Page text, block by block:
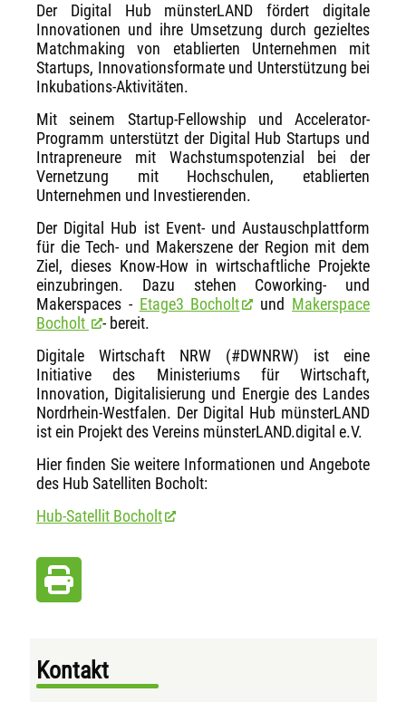
Der Digital Hub münsterLAND fördert digitale
Innovationen und ihre Umsetzung durch gezieltes
Matchmaking von etablierten Unternehmen mit
Startups, Innovationsformate und Unterstützung bei
Inkubations-Aktivitäten.
Mit seinem Startup-Fellowship und Accelerator-
Programm unterstützt der Digital Hub Startups und
Intrapreneure mit Wachstumspotenzial bei der
Vernetzung mit Hochschulen, etablierten
Unternehmen und Investierenden.
Der Digital Hub ist Event- und Austauschplattform
für die Tech- und Makerszene der Region mit dem
Ziel, dieses Know-How in wirtschaftliche Projekte
einzubringen. Dazu stehen Coworking- und
Makerspaces - Etage3 Bocholt und Makerspace
Bocholt
- bereit.
Digitale Wirtschaft NRW (#DWNRW) ist eine
Initiative des Ministeriums für Wirtschaft,
Innovation, Digitalisierung und Energie des Landes
Nordrhein-Westfalen. Der Digital Hub münsterLAND
ist ein Projekt des Vereins münsterLAND.digital e.V.
Hier finden Sie weitere Informationen und Angebote
des Hub Satelliten Bocholt:
Hub-Satellit Bocholt
Kontakt